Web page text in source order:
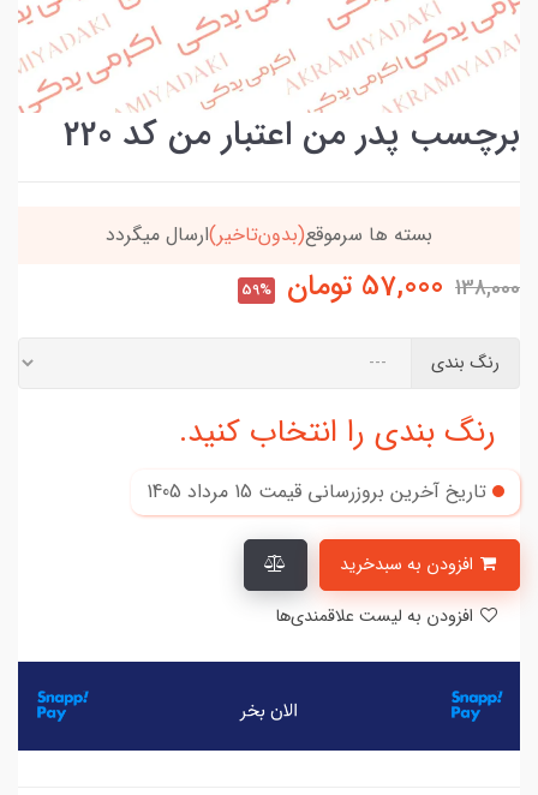
برچسب پدر من اعتبار من کد 220
خریدتو به5میلیون برسون،ارسالت‌رایگانه
138,000
57,000 تومان 59%
رنگ بندی
رنگ بندی را انتخاب کنید.
تاریخ آخرین بروزرسانی قیمت 15 مرداد 1405